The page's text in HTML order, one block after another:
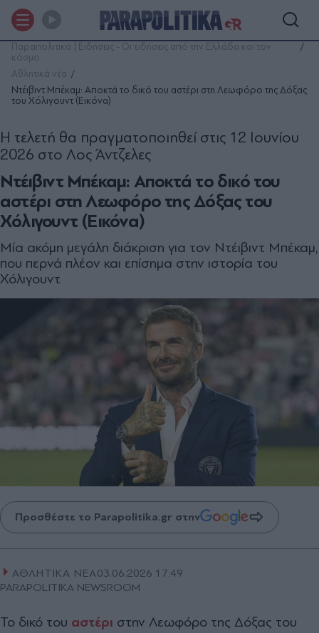
Παραπολιτικά | Ειδήσεις - Οι ειδήσεις από την Ελλάδα και τον
κόσμο
Αθλητικά νέα
Ντέιβιντ Μπέκαμ: Αποκτά το δικό του αστέρι στη Λεωφόρο της Δόξας
του Χόλιγουντ (Εικόνα)
Ντέιβιντ Μπέκαμ: Αποκτά το δικό του
αστέρι στη Λεωφόρο της Δόξας του
Χόλιγουντ (Εικόνα)
Η τελετή θα πραγματοποιηθεί στις 12 Ιουνίου
2026 στο Λος Άντζελες
Μία ακόμη μεγάλη διάκριση για τον Ντέιβιντ Μπέκαμ,
που περνά πλέον και επίσημα στην ιστορία του
Χόλιγουντ
Προσθέστε το Parapolitika.gr στην
ΑΘΛΗΤΙΚΑ ΝΕΑ03.06.2026 17:49
PARAPOLITIKA NEWSROOM
Το δικό του αστέρι στην Λεωφόρο της Δόξας του